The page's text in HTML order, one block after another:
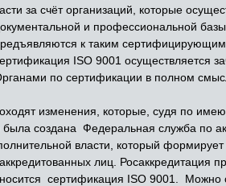
за счёт организаций, которые
и профессиональной
к таким
ISO 9001 осуществляется
по сертификации в полном
изменения, которые, судя по
создана Федеральная служба по
власти, который
лиц. Росаккредитация
сертификация ISO 9001. Можно